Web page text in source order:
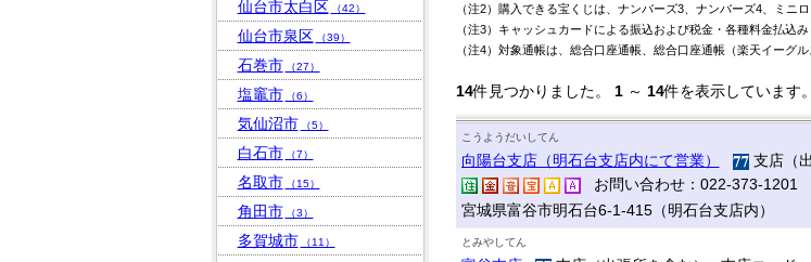
（注2）購入できる宝くじは、ナンバーズ3、ナンバーズ4、ミニ
（注3）キャッシュカードによる振込および税金・各種料金払込
（注4）対象通帳は、総合口座通帳、総合口座通帳（楽天イーグ
14件見つかりました。 1～ 14件を表示しています。
こうようだいしてん
向陽台支店（明石台支店内にて営業）
支店（
お問い合わせ：022-373-1201
宮城県富谷市明石台6-1-415（明石台支店内）
とみやしてん
仙台市太白区 （42）
仙台市泉区 （39）
石巻市 （27）
塩竈市 （6）
気仙沼市 （5）
白石市 （7）
名取市 （15）
角田市 （3）
多賀城市 （11）